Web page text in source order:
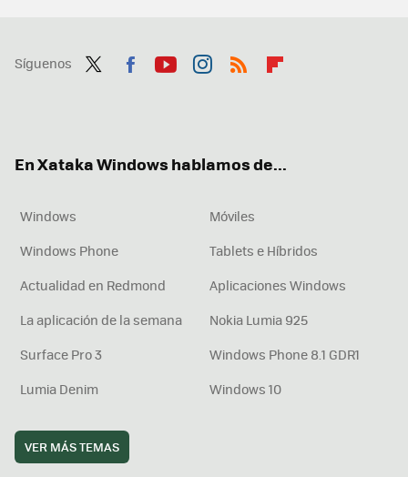
Síguenos
En Xataka Windows hablamos de...
Windows
Móviles
Windows Phone
Tablets e Híbridos
Actualidad en Redmond
Aplicaciones Windows
La aplicación de la semana
Nokia Lumia 925
Surface Pro 3
Windows Phone 8.1 GDR1
Lumia Denim
Windows 10
VER MÁS TEMAS